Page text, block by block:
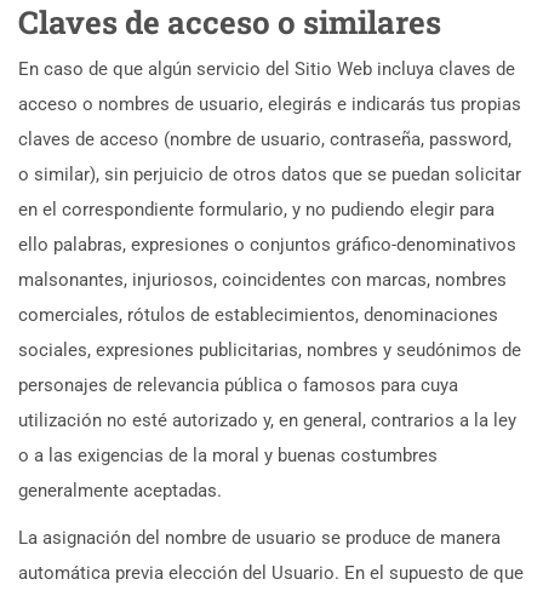
Claves de acceso o similares
En caso de que algún servicio del Sitio Web incluya claves de
acceso o nombres de usuario, elegirás e indicarás tus propias
claves de acceso (nombre de usuario, contraseña, password,
o similar), sin perjuicio de otros datos que se puedan solicitar
en el correspondiente formulario, y no pudiendo elegir para
ello palabras, expresiones o conjuntos gráfico-denominativos
malsonantes, injuriosos, coincidentes con marcas, nombres
comerciales, rótulos de establecimientos, denominaciones
sociales, expresiones publicitarias, nombres y seudónimos de
personajes de relevancia pública o famosos para cuya
utilización no esté autorizado y, en general, contrarios a la ley
o a las exigencias de la moral y buenas costumbres
generalmente aceptadas.
La asignación del nombre de usuario se produce de manera
automática previa elección del Usuario. En el supuesto de que